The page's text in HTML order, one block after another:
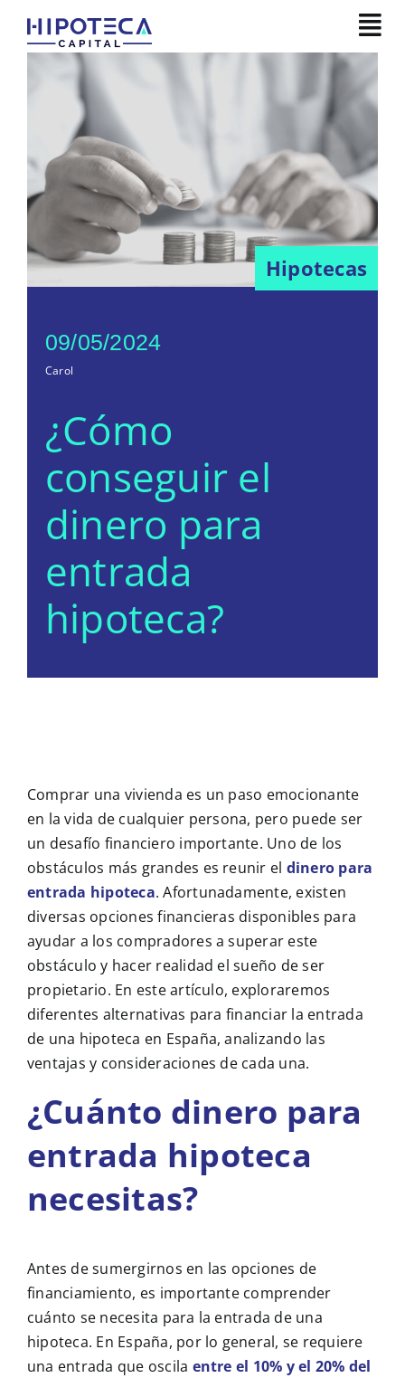
content
Hipotecas
09/05/2024
Carol
¿Cómo
conseguir el
dinero para
entrada
hipoteca?
Comprar una vivienda es un paso emocionante
en la vida de cualquier persona, pero puede ser
un desafío financiero importante. Uno de los
obstáculos más grandes es reunir el dinero para
entrada hipoteca. Afortunadamente, existen
diversas opciones financieras disponibles para
ayudar a los compradores a superar este
obstáculo y hacer realidad el sueño de ser
propietario. En este artículo, exploraremos
diferentes alternativas para financiar la entrada
de una hipoteca en España, analizando las
ventajas y consideraciones de cada una.
¿Cuánto dinero para
entrada hipoteca
necesitas?
Antes de sumergirnos en las opciones de
financiamiento, es importante comprender
cuánto se necesita para la entrada de una
hipoteca. En España, por lo general, se requiere
una entrada que oscila entre el 10% y el 20% del